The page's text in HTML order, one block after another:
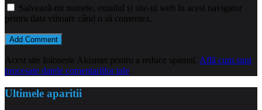
Salvează-mi numele, emailul și site-ul web în acest navigator
pentru data viitoare când o să comentez.
Acest site folosește Akismet pentru a reduce spamul. Află cum sunt
procesate datele comentariilor tale
Ultimele aparitii